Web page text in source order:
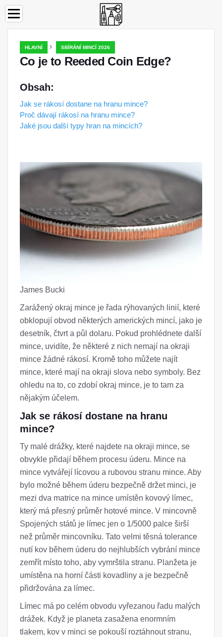
HLAVNÍ › SBÍRÁNÍ MINCÍ 2026
Co je to Reeded Coin Edge?
Obsah:
Jak se rákosí dostane na hranu mince?
Proč dávají rákosí na hranu mince?
Jaké jsou další typy hran na mincích?
James Bucki
Zarážený okraj mince je řada rýhovaných linií, které
obklopují obvod některých amerických mincí, jako je
desetník, čtvrt a půl dolaru. Pokud prohlédnete další
mince, uvidíte, že některé z nich nemají na okraji
mince žádné rákosí. Kromě toho můžete najít
mince, které mají na okraji slova nebo symboly. Bez
ohledu na to, co zdobí okraj mince, je to tam za
nějakým účelem.
Jak se rákosí dostane na hranu
mince?
Ty malé drážky, které najdete na okraji mince, se
obvykle přidají během procesu úderu. Mince na
mince vytvářejí lícovou a rubovou stranu mince. Aby
bylo možné během úderu bezpečně držet minci, je
mezi dva matrice na mince umístěn kovový límec,
který má přesný průměr hotové mince. V mincovně
Spojených států je límec jen o 1/5000 palce širší
než průměr mincovníku. Tato velmi těsná tolerance
nutí kov během úderu do nejhlubších vybrání mince
zemřít místo toho, aby vymrštila stranu. Planžeta je
umístěna na horní části kovadliny a je bezpečně
přidržována za límec.
Límec má po celém obvodu vyřezanou řadu malých
drážek. Když je planeta zasažena enormním
tlakem, kov v minci se pokouší roztáhnout stranu,